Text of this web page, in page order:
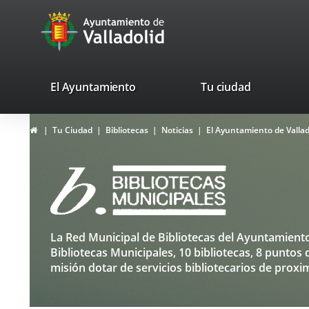
Portal
Web
Ayuntamiento
de
valladolid.es
El Ayuntamiento Tu ciudad
Bibliotecas
Top
La Red Municipal de Bibliotecas del
Bibliotecas Municipales, 10 bibliotecas, 8
misión dotar de servicios bibliotecarios de
InicioTu Ciudad Bibliotecas Noticias El Ayuntamiento de